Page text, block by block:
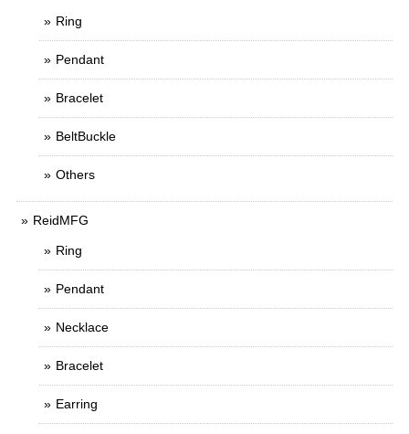
Ring
Pendant
Bracelet
BeltBuckle
Others
ReidMFG
Ring
Pendant
Necklace
Bracelet
Earring